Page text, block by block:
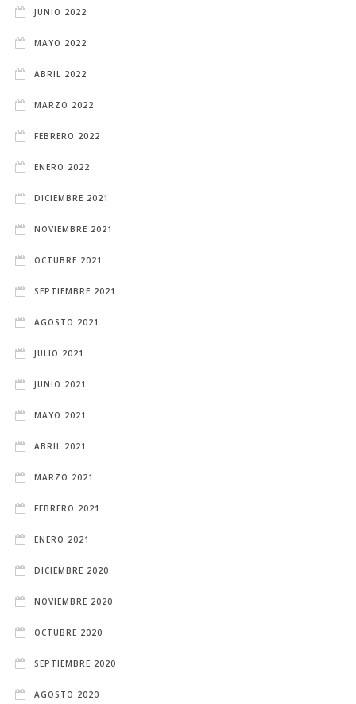
JUNIO 2022
MAYO 2022
ABRIL 2022
MARZO 2022
FEBRERO 2022
ENERO 2022
DICIEMBRE 2021
NOVIEMBRE 2021
OCTUBRE 2021
SEPTIEMBRE 2021
AGOSTO 2021
JULIO 2021
JUNIO 2021
MAYO 2021
ABRIL 2021
MARZO 2021
FEBRERO 2021
ENERO 2021
DICIEMBRE 2020
NOVIEMBRE 2020
OCTUBRE 2020
SEPTIEMBRE 2020
AGOSTO 2020